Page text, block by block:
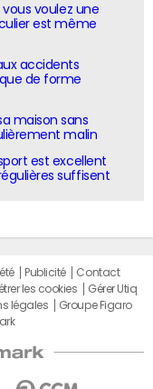
voulez une
est même
accidents
de forme
maison sans
malin
est excellent
suffisent
Publicité
Contact
les cookies
Gérer Utiq
légales
Groupe Figaro